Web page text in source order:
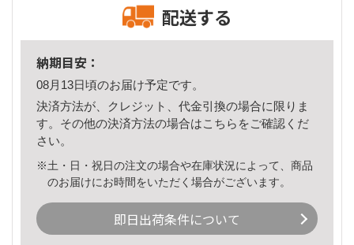
配送する
納期目安：
08月13日頃のお届け予定です。
決済方法が、クレジット、代金引換の場合に限りま
す。その他の決済方法の場合はこちら をご確認くだ
さい。
※土・日・祝日の注文の場合や在庫状況によって、商品
のお届けにお時間をいただく場合がございます。
即日出荷条件について